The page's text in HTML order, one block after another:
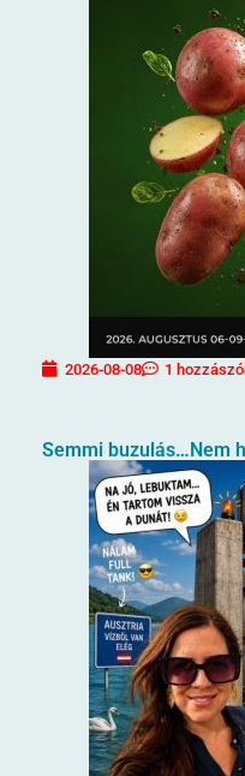
2026-08-08 1
Semmi buzulás…Nem